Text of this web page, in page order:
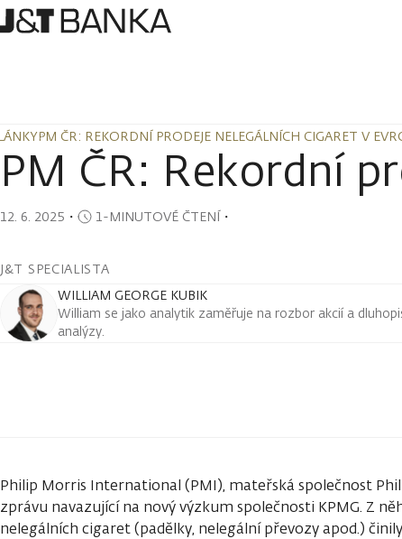
PM ČR: REKORDNÍ PRODEJE NELEGÁLNÍCH CIGARET V
PM ČR: REKORDNÍ PRODEJE NELEGÁLNÍCH CIGARET V
PM ČR: Rekordní
12. 6. 2025 ・ 1-MINUTOVÉ ČTENÍ・
J&T SPECIALISTA
WILLIAM GEORGE KUBIK
William se jako analytik zaměřuje na rozbor akcií a
analýzy.
Philip Morris International (PMI), mateřská společnost
zprávu navazující na nový výzkum společnosti KPMG. Z
nelegálních cigaret (padělky, nelegální převozy apod.)